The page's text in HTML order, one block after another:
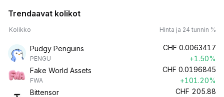
Trendaavat kolikot
Kolikko Hinta ja 24 tunnin %
Pudgy Penguins
PENGU
CHF 0.0063417
+1.50%
Fake World Assets
FWA
CHF 0.0196845
+101.20%
Bittensor
CHF 205.88